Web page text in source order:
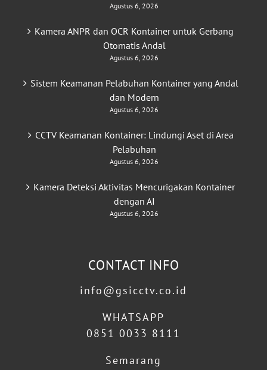
Agustus 6, 2026
Kamera ANPR dan OCR Kontainer untuk Gerbang
Otomatis Andal
Agustus 6, 2026
Sistem Keamanan Pelabuhan Kontainer yang Andal
dan Modern
Agustus 6, 2026
CCTV Keamanan Kontainer: Lindungi Aset di Area
Pelabuhan
Agustus 6, 2026
Kamera Deteksi Aktivitas Mencurigakan Kontainer
dengan AI
Agustus 6, 2026
CONTACT INFO
info@gsicctv.co.id
WHATSAPP
0851 0033 8111
Semarang